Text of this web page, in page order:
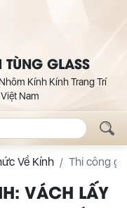
GLASS
Kính Kính Trang Trí
Nam
Về Kính Thi công
VÁCH LẤY